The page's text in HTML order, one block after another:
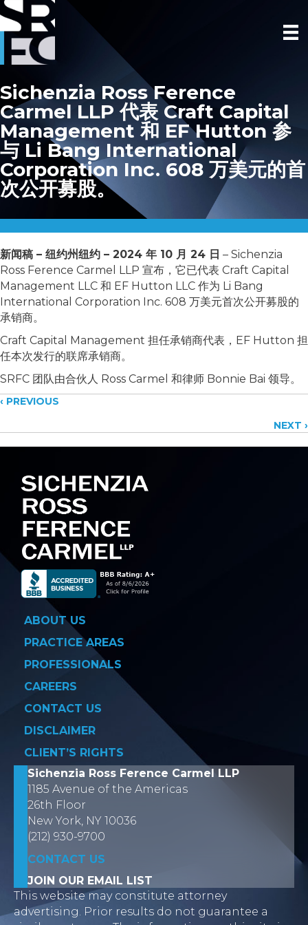
Sichenzia Ross Ference
Carmel LLP 代表 Craft Capital
Management 和 EF Hutton 参
与 Li Bang International
Corporation Inc. 608 万美元的首
次公开募股。
新闻稿 – 纽约州纽约 – 2024 年 10 月 24 日 – Sichenzia
Ross Ference Carmel LLP 宣布，它已代表 Craft Capital
Management LLC 和 EF Hutton LLC 作为 Li Bang
International Corporation Inc. 608 万美元首次公开募股的
承销商。
Craft Capital Management 担任承销商代表，EF Hutton 担
任本次发行的联席承销商。
SRFC 团队由合伙人 Ross Carmel 和律师 Bonnie Bai 领导。
Posts
navigation
‹ PREVIOUS
NEXT ›
ABOUT US
PRACTICE AREAS
PROFESSIONALS
CAREERS
CONTACT US
DISCLAIMER
CLIENT’S RIGHTS
Sichenzia Ross Ference Carmel LLP
1185 Avenue of the Americas
26th Floor
New York, NY 10036
(212) 930-9700
CONTACT US
JOIN OUR EMAIL LIST
This website may constitute attorney
advertising. Prior results do not guarantee a